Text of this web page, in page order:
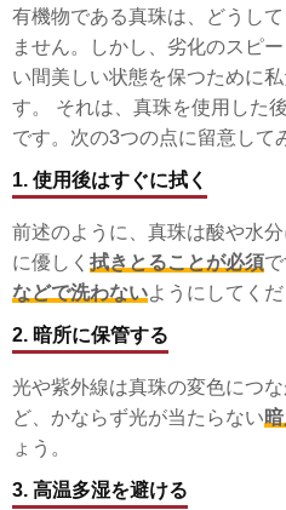
有機物である真珠は、どうし
ません。しかし、劣化のスピ
い間美しい状態を保つために
す。 それは、真珠を使用した
です。次の3つの点に留意して
1. 使用後はすぐに拭く
前述のように、真珠は酸や水
に優しく 拭きとることが必須
などで洗わないようにしてくだ
2. 暗所に保管する
光や紫外線は真珠の変色につ
ど、かならず光が当たらない
ょう。
3. 高温多湿を避ける